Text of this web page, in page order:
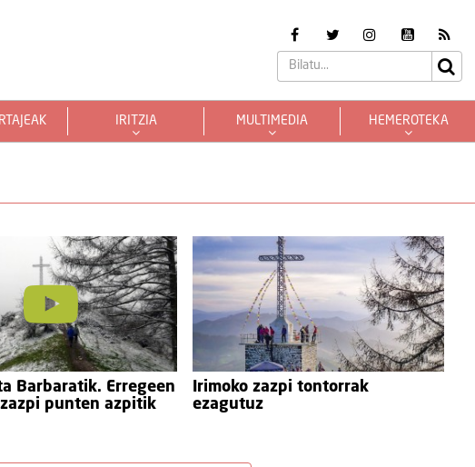
IRITZIA MULTIMEDIA HEMEROTEKA
Barbaratik. Erregeen
punten azpitik
Irimoko zazpi tontorrak
ezagutuz